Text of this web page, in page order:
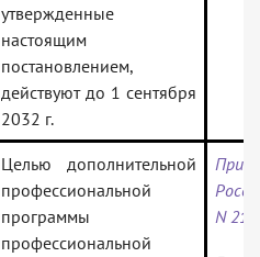
утвержденные
настоящим
постановлением,
действуют до 1 сентября
2032 г.
Целью дополнительной
профессиональной
программы
профессиональной
N